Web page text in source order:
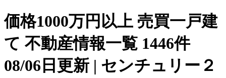
価格1000万円以上 売買一戸建
て 不動産情報一覧 1446件
08/06日更新 | センチュリー２